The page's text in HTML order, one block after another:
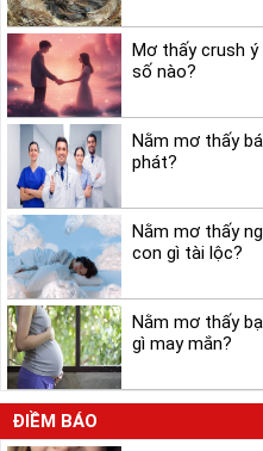
Mơ thấy crush ý
số nào?
Nằm mơ thấy
phát?
Nằm mơ thấy
con gì tài lộc?
Nằm mơ thấy
gì may mắn?
ĐIỀM BÁO